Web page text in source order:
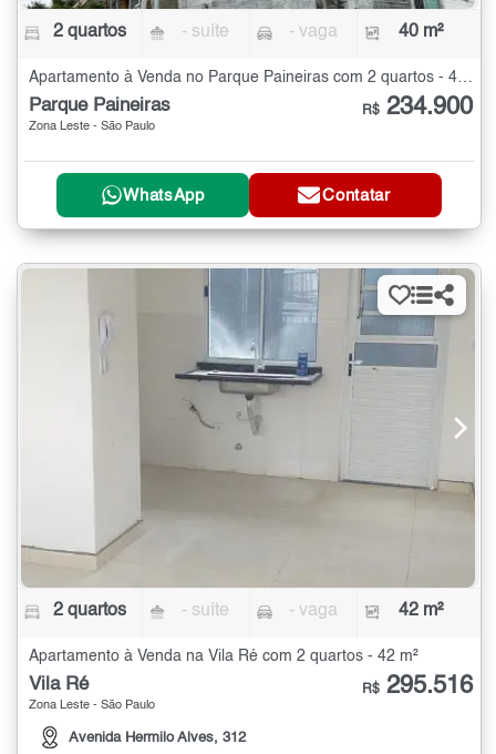
2 quartos - suíte - vaga 40 m²
Apartamento à Venda no Parque Paineiras com 2 quartos - 40 m²
Parque Paineiras
Zona Leste - São Paulo
R$ 234.900
WhatsApp Contatar
2 quartos - suíte - vaga 42 m²
Apartamento à Venda na Vila Ré com 2 quartos - 42 m²
Vila Ré
Zona Leste - São Paulo
Avenida Hermilo Alves, 312
R$ 295.516